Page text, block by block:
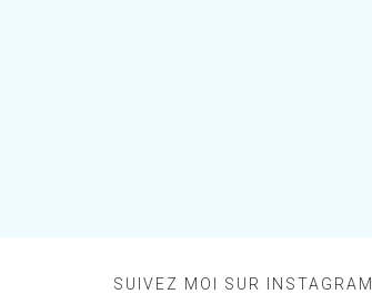
SUIVEZ MOI SUR INSTAGRAM